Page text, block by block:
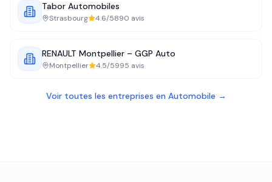
Tabor Automobiles
Strasbourg 4.6/5890 avis
RENAULT Montpellier – GGP Auto
Montpellier 4.5/5995 avis
Voir toutes les entreprises en Automobile →